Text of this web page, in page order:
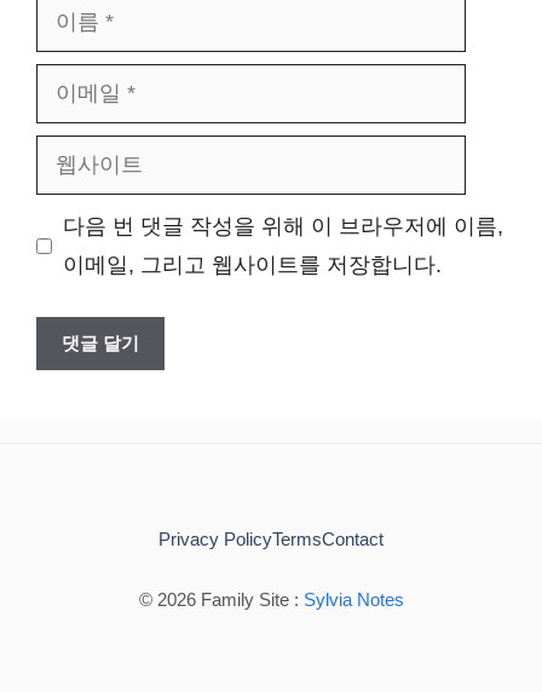
름
메
사
다음 번 댓글 작성을 위해 이 브라우저에 이름,
이메일, 그리고 웹사이트를 저장합니다.
© 2026 Family Site : Sylvia Notes
Privacy PolicyTermsContact